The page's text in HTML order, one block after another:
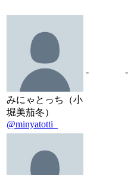
みにゃとっち（小
堀美茄冬）
@minyatotti_
- -